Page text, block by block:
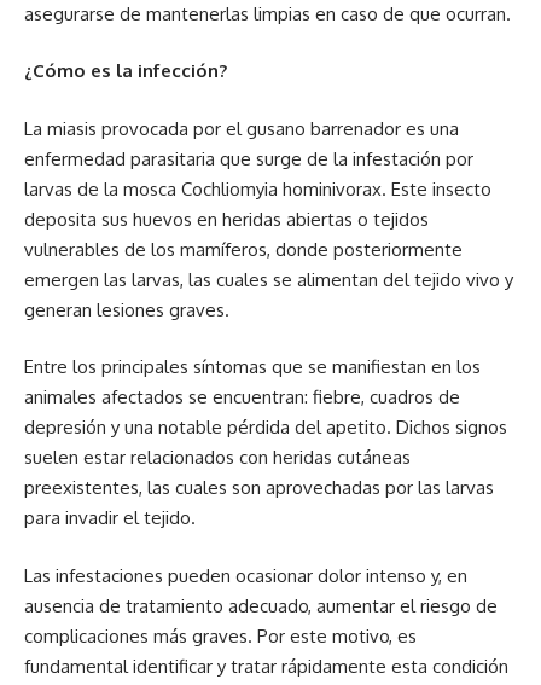
asegurarse de mantenerlas limpias en caso de que ocurran.
¿Cómo es la infección?
La miasis provocada por el gusano barrenador es una
enfermedad parasitaria que surge de la infestación por
larvas de la mosca Cochliomyia hominivorax. Este insecto
deposita sus huevos en heridas abiertas o tejidos
vulnerables de los mamíferos, donde posteriormente
emergen las larvas, las cuales se alimentan del tejido vivo y
generan lesiones graves.
Entre los principales síntomas que se manifiestan en los
animales afectados se encuentran: fiebre, cuadros de
depresión y una notable pérdida del apetito. Dichos signos
suelen estar relacionados con heridas cutáneas
preexistentes, las cuales son aprovechadas por las larvas
para invadir el tejido.
Las infestaciones pueden ocasionar dolor intenso y, en
ausencia de tratamiento adecuado, aumentar el riesgo de
complicaciones más graves. Por este motivo, es
fundamental identificar y tratar rápidamente esta condición